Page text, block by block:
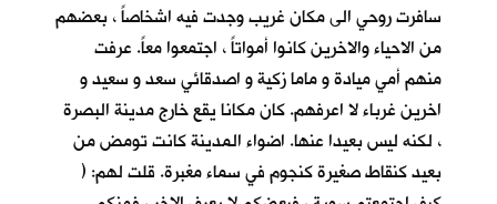
سافرت روحي الى مكان غريب وجدت فيه اشخاصاً ، بعضهم
من الاحياء والاخرين كانوا أمواتاً ، اجتمعوا معاً. عرفت
منهم أمي ميادة و ماما زكية و اصدقائي سعد و سعيد و
اخرين غرباء لا اعرفهم. كان مكانا يقع خارج مدينة البصرة
، لكنه ليس بعيدا عنها. اضواء المدينة كانت تومض من
بعيد كنقاط صغيرة كنجوم في سماء مغبرة. قلت لهم: (